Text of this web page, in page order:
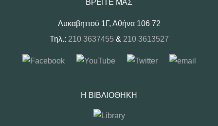
ΒΡΕΊΤΕ ΜΑΣ
Λυκαβηττού 1Γ, Αθήνα 106 72
Τηλ.: 210 3637455 & 210 3613527
Η ΒΙΒΛΙΟΘΉΚΗ